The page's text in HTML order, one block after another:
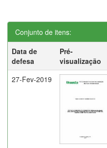
Conjunto de itens:
Data de
defesa
Pré-
visualização
27-Fev-2019